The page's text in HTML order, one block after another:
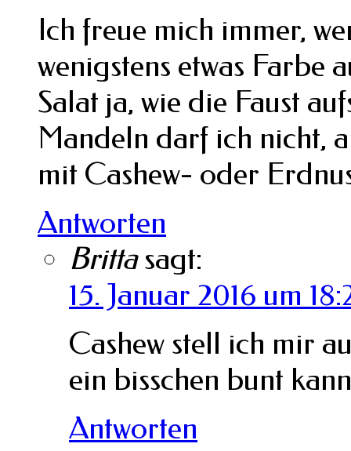
Ich freue mich immer,
wenigstens etwas Farbe
Salat ja, wie die Faust
Mandeln darf ich nicht,
mit Cashew- oder
Antworten
Britta sagt:
15. Januar 2016 um
Cashew stell ich mir
ein bisschen bunt
Antworten